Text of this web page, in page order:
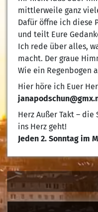
mittlerweile ganz
Dafür öffne ich diese
und teilt Eure
Ich rede über alles,
macht. Der graue
Wie ein Regenbogen
Hier höre ich Euer
Herz Außer Takt –
ins Herz geht!
Jeden 2. Sonntag im